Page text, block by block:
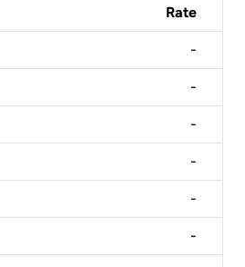
Rate
-
-
-
-
-
-